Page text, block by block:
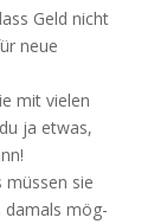
Geld nicht
neue
mit vie­len
ja etwas,
müs­sen sie
damals mög­